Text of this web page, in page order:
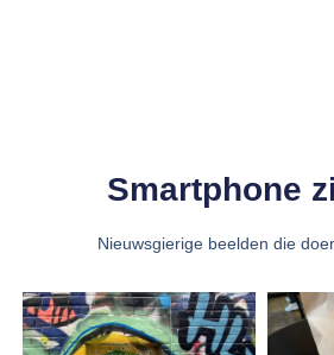
Smartphone
Nieuwsgierige beelden die